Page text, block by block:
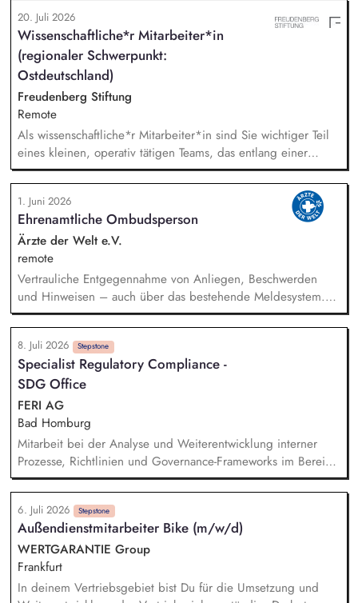
Directors by organising meetings, preparing documents and
following up on decisions. Coordinate the association's
website, newsletters and social media. Support awareness
campaigns and communication activities. Coordinate and
develop EAAD's fundraising activities.
20. Juli 2026
Wissenschaftliche*r Mitarbeiter*in
(regionaler Schwerpunkt:
Ostdeutschland)
Freudenberg Stiftung
Remote
Als wissenschaftliche*r Mitarbeiter*in sind Sie wichtiger Teil
eines kleinen, operativ tätigen Teams, das entlang einer
klaren Programmatik langfristig soziale Innovation
implementiert. Sie unterstützen die Geschäftsführung bei der
Umsetzung der Stiftungsprogrammatik und entwickeln dabei
die Internationalisierungsstrategie der Stiftung weiter. Sie
übersetzen wissenschaftliche Erkenntnisse in
alltagsangebundene Handlungsansätze entlang unserer
Stiftungsprogrammatik.
1. Juni 2026
Ehrenamtliche Ombudsperson
Ärzte der Welt e.V.
remote
Vertrauliche Entgegennahme von Anliegen, Beschwerden
und Hinweisen – auch über das bestehende Meldesystem.
Vermittlung bei Konflikten und Unterstützung bei
Klärungsprozessen. Konzeption und Durchführung von
Schulungen und Sensibilisierungsformaten. Mitwirkung an der
Weiterentwicklung von Leitlinien, Verhaltenskodizes und dem
Meldesystem. Förderung einer offenen Feedback- und
Beschwerdekultur innerhalb der Organisation.
8. Juli 2026 Stepstone
Specialist Regulatory Compliance -
SDG Office
FERI AG
Bad Homburg
Mitarbeit bei der Analyse und Weiterentwicklung interner
Prozesse, Richtlinien und Governance-Frameworks im Bereich
Nachhaltigkeit. Unterstützung bei der
Nachhaltigkeitsberichterstattung auf Unternehmens- und
Produktebene mit Schwerpunkt auf der SFDR-Regulatorik.
Beobachtung regulatorischer Entwicklungen und Markttrends
im Bereich Sustainable Finance sowie Ableitung und
Koordination erforderlicher Maßnahmen. Dokumentation von
ESG-Prozessen sowie Begleitung interner und externer
6. Juli 2026 Stepstone
Außendienstmitarbeiter Bike (m/w/d)
WERTGARANTIE Group
Frankfurt
In deinem Vertriebsgebiet bist Du für die Umsetzung und